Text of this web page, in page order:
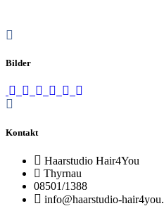
Bilder
Kontakt
Haarstudio Hair4You
Thyrnau
08501/1388
info@haarstudio-